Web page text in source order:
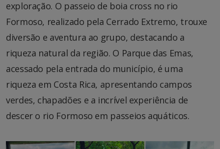
exploração. O passeio de boia cross no rio
Formoso, realizado pela Cerrado Extremo, trouxe
diversão e aventura ao grupo, destacando a
riqueza natural da região. O Parque das Emas,
acessado pela entrada do município, é uma
riqueza em Costa Rica, apresentando campos
verdes, chapadões e a incrível experiência de
descer o rio Formoso em passeios aquáticos.